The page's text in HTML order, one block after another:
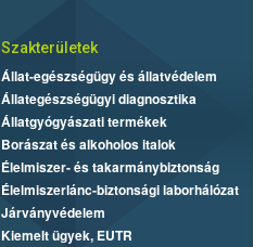
Szakterületek
Állat-egészségügy és állatvédelem
Állategészségügyi diagnosztika
Állatgyógyászati termékek
Borászat és alkoholos italok
Élelmiszer- és takarmánybiztonság
Élelmiszerlánc-biztonsági laborhálózat
Járványvédelem
Kiemelt ügyek, EUTR